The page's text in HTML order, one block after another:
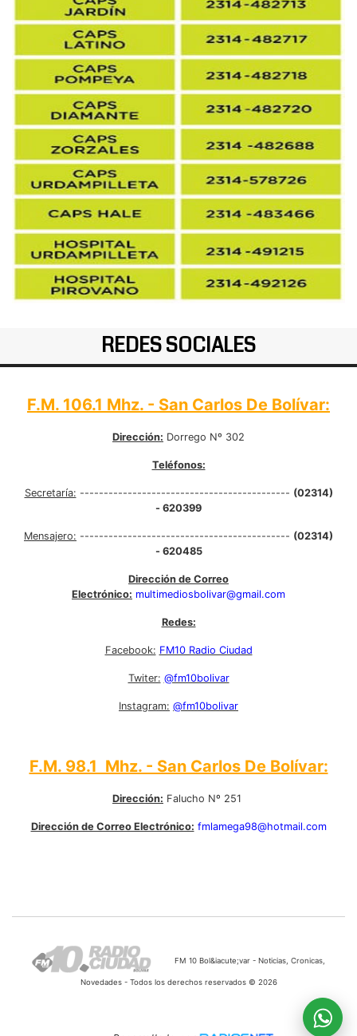
REDES SOCIALES
F.M. 106.1 Mhz. - San Carlos De Bolívar:
Dirección: Dorrego Nº 302
Teléfonos:
Secretaría: -------------------------------------------- (02314)
- 620399
Mensajero: -------------------------------------------- (02314)
- 620485
Dirección de Correo
Electrónico: multimediosbolivar@gmail.com
Redes:
Facebook: FM10 Radio Ciudad
Twiter: @fm10bolivar
Instagram: @fm10bolivar
F.M. 98.1 Mhz. - San Carlos De Bolívar:
Dirección: Falucho Nº 251
Dirección de Correo Electrónico: fmlamega98@hotmail.com
FM 10 Bol&iacute;var - Noticias, Cronicas,
Novedades - Todos los derechos reservados © 2026